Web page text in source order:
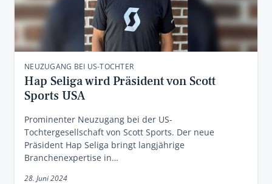
NEUZUGANG BEI US-TOCHTER
Hap Seliga wird Präsident von Scott
Sports USA
Prominenter Neuzugang bei der US-
Tochtergesellschaft von Scott Sports. Der neue
Präsident Hap Seliga bringt langjährige
Branchenexpertise in…
28. Juni 2024